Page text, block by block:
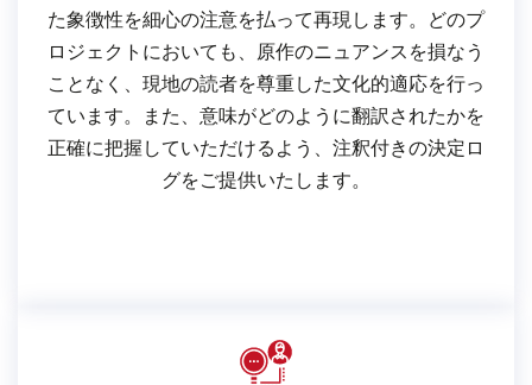
た象徴性を細心の注意を払って再現します。どのプ
ロジェクトにおいても、原作のニュアンスを損なう
ことなく、現地の読者を尊重した文化的適応を行っ
ています。また、意味がどのように翻訳されたかを
正確に把握していただけるよう、注釈付きの決定ロ
グをご提供いたします。